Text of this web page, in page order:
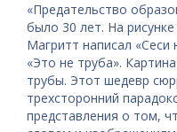
«Предательство
было 30 лет. На
Магритт написал «Сеси
«Это не труба».
трубы. Этот шедевр
трехсторонний
представления о том,